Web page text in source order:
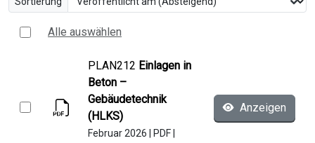
Alle auswählen
PLAN212 Einlagen in
Beton –
Gebäudetechnik
(HLKS)
Februar 2026 PDF
Anzeigen